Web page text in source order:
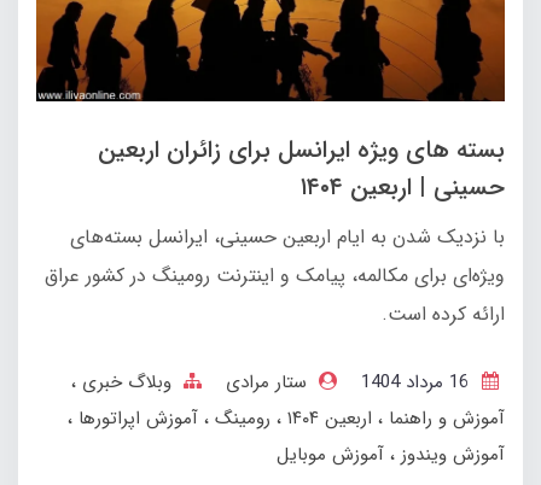
بسته های ویژه ایرانسل برای زائران اربعین
حسینی | اربعین ۱۴۰۴
با نزدیک شدن به ایام اربعین حسینی، ایرانسل بسته‌های
ویژه‌ای برای مکالمه، پیامک و اینترنت رومینگ در کشور عراق
ارائه کرده است.
ستار مرادی
وبلاگ خبری
آموزش و راهنما
اربعین ۱۴۰۴ رومینگ آموزش اپراتورها
آموزش ویندوز آموزش موبایل